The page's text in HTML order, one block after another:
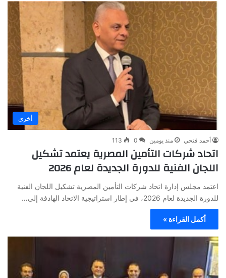
أخري
أحمد فتحي منذ يومين 0
113
اتحاد شركات التأمين المصرية يعتمد تشكيل
اللجان الفنية للدورة الجديدة لعام 2026
اعتمد مجلس إدارة اتحاد شركات التأمين المصرية تشكيل اللجان الفنية
للدورة الجديدة لعام 2026، في إطار استراتيجية الاتحاد الهادفة إلى…
أكمل القراءة »